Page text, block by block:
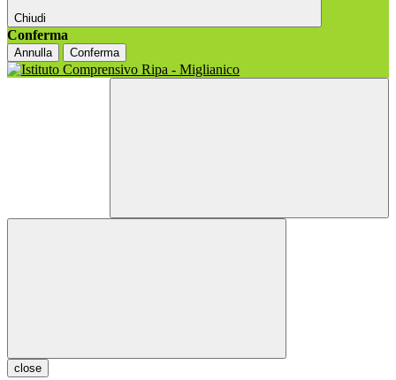
Chiudi
Conferma
Annulla Conferma
close